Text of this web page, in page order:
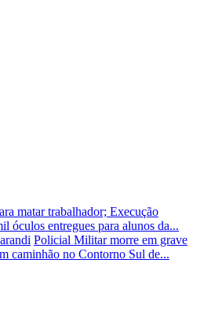
matar trabalhador; Execução
óculos entregues para alunos da...
Policial Militar morre em grave
caminhão no Contorno Sul de...